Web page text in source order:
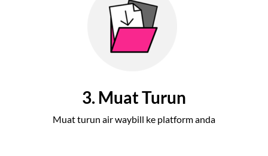
3. Muat Turun
Muat turun air waybill ke platform anda